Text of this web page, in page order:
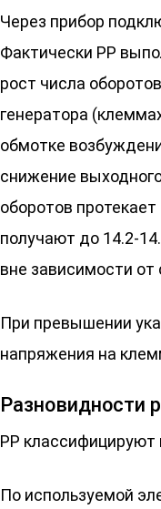
Через прибор
Фактически РР
рост числа
генератора
обмотке
снижение
оборотов
получают до 14.2-
вне зависимости
При превышении
напряжения на
Разновидности
РР классифицируют
По используемой